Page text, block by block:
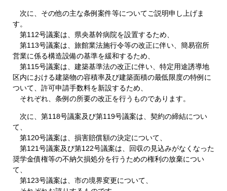
次に、その他の主な条例案件等についてご説明申し上げま
す。
第112号議案は、県央基幹病院を設置するため、
第113号議案は、旅館業法施行令等の改正に伴い、簡易宿所
営業に係る構造設備の基準を緩和するため、
第115号議案は、建築基準法の改正に伴い、特定用途誘導地
区内における建築物の容積率及び建築面積の最低限度の特例に
ついて、許可申請手数料を新設するため、
それぞれ、条例の所要の改正を行うものであります。
次に、第118号議案及び第119号議案は、契約の締結につい
て、
第120号議案は、損害賠償額の決定について、
第121号議案及び第122号議案は、回収の見込みがなくなった
奨学金債権等の不納欠損処分を行うための権利の放棄につい
て、
第123号議案は、市の境界変更について、